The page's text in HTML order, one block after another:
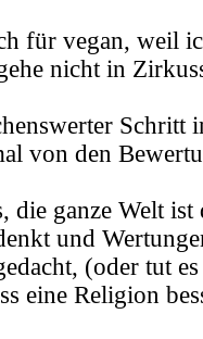
für vegan, weil
nicht in
Schritt
von den
die ganze Welt
und
(oder tut
eine Religion